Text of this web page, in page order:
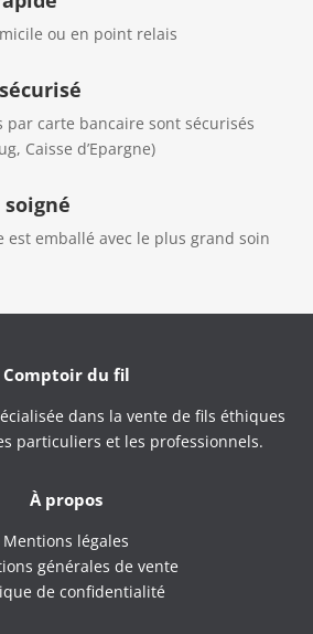
ou en point relais
par carte bancaire sont sécurisés
Caisse d’Epargne)
est emballé avec le plus grand soin
Comptoir du fil
dans la vente de fils éthiques
particuliers et les professionnels.
À propos
Mentions légales
générales de vente
de confidentialité